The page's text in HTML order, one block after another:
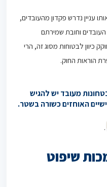
עניין נדרש פקדון מהעובדים,
וחובת שמירתם
כיוון לבטוחות מסוג זה, הרי
הוראות החוק.
מעובד יש להגיש
האוחזים כשורה בשטר.
.
– סמכות שיפוט